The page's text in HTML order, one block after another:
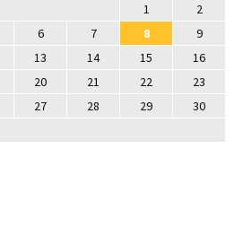
1
2
6 7 8
9
13 14 15
16
20 21 22
23
27 28 29
30